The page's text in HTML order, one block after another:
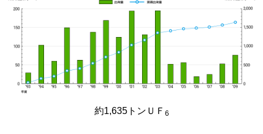
約1,635トンＵＦ 6